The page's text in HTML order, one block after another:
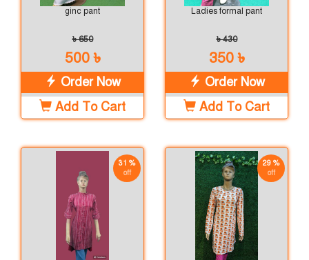
ginc pant
৳ 650
500 ৳
Order Now
Add To Cart
Ladies formal pant
৳ 430
350 ৳
Order Now
Add To Cart
31 %
off
29 %
off